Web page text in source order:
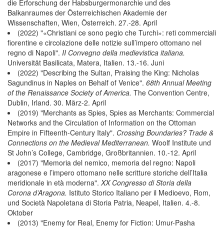
die Erforschung der Habsburgermonarchie und des
Balkanraumes der Österreichischen Akademie der
Wissenschaften, Wien, Österreich. 27.-28. April
(2022) "«Christiani ce sono pegio che Turchi»: reti commerciali
fiorentine e circolazione delle notizie sull’impero ottomano nel
regno di Napoli". II Convegno della medievistica italiana.
Universität Basilicata, Matera, Italien. 13.-16. Juni
(2022) "Describing the Sultan, Praising the King: Nicholas
Sagundinus in Naples on Behalf of Venice". 68th Annual Meeting
of the Renaissance Society of America. The Convention Centre,
Dublin, Irland. 30. März-2. April
(2019) "Merchants as Spies, Spies as Merchants: Commercial
Networks and the Circulation of Information on the Ottoman
Empire in Fifteenth-Century Italy". Crossing Boundaries? Trade &
Connections on the Medieval Mediterranean. Woolf Institute und
St John’s College, Cambridge, Großbritannien. 10.-12. April
(2017) "Memoria del nemico, memoria del regno: Napoli
aragonese e l’impero ottomano nelle scritture storiche dell’Italia
meridionale in età moderna". XX Congresso di Storia della
Corona d’Aragona. Istituto Storico Italiano per il Medioevo, Rom,
und Società Napoletana di Storia Patria, Neapel, Italien. 4.-8.
Oktober
(2013) "Enemy for Real, Enemy for Fiction: Umur-Pasha